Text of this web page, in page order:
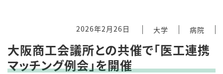
2026年2月26日 大学 病院
大阪商工会議所との共催で「医工連携
マッチング例会」を開催